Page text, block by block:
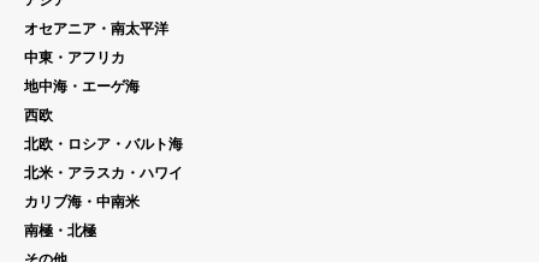
オセアニア・南太平洋
中東・アフリカ
地中海・エーゲ海
西欧
北欧・ロシア・バルト海
北米・アラスカ・ハワイ
カリブ海・中南米
南極・北極